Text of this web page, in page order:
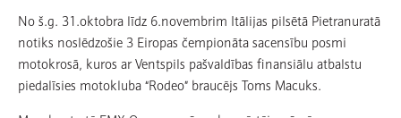
No š.g. 31.oktobra līdz 6.novembrim Itālijas pilsētā Pietranuratā
notiks noslēdzošie 3 Eiropas čempionāta sacensību posmi
motokrosā, kuros ar Ventspils pašvaldības finansiālu atbalstu
piedalīsies motokluba “Rodeo” braucējs Toms Macuks.